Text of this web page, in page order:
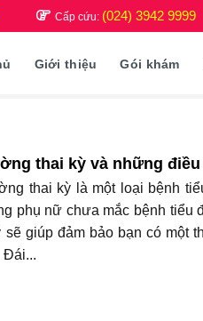
Cấp cứu: (024) 3942 9999
Giới thiệu Gói khám
thai kỳ và những
thai kỳ là một loại bệnh
phụ nữ chưa mắc bệnh tiểu
giúp đảm bảo bạn có một
Đái...